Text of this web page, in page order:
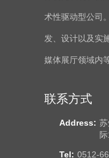
术性驱动型公司
发、设计以及实
媒体展厅领域内
联系方式
Address:
Tel: 0512-